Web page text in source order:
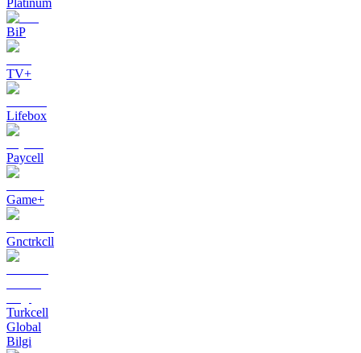
Platinum
BiP
TV+
Lifebox
Paycell
Game+
Gnctrkcll
Turkcell
Global
Bilgi